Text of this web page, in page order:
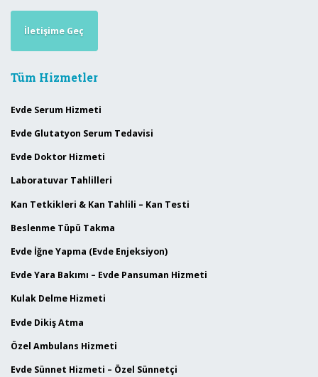
İletişime Geç
Tüm Hizmetler
Evde Serum Hizmeti
Evde Glutatyon Serum Tedavisi
Evde Doktor Hizmeti
Laboratuvar Tahlilleri
Kan Tetkikleri & Kan Tahlili – Kan Testi
Beslenme Tüpü Takma
Evde İğne Yapma (Evde Enjeksiyon)
Evde Yara Bakımı – Evde Pansuman Hizmeti
Kulak Delme Hizmeti
Evde Dikiş Atma
Özel Ambulans Hizmeti
Evde Sünnet Hizmeti – Özel Sünnetçi